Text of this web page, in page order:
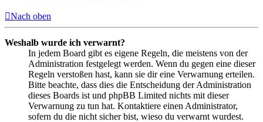
Nach oben
Weshalb wurde ich verwarnt?
In jedem Board gibt es eigene Regeln, die meistens von der
Administration festgelegt werden. Wenn du gegen eine dieser
Regeln verstoßen hast, kann sie dir eine Verwarnung erteilen.
Bitte beachte, dass dies die Entscheidung der Administration
dieses Boards ist und phpBB Limited nichts mit dieser
Verwarnung zu tun hat. Kontaktiere einen Administrator,
sofern du die nicht sicher bist, wieso du verwarnt wurdest.